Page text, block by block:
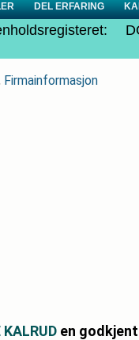
DEL ERFARING
Firmainformasjon
en